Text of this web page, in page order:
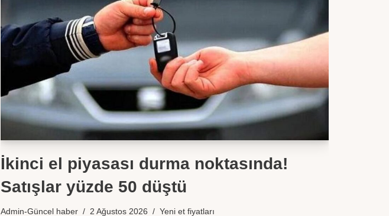
İkinci el piyasası durma noktasında!
Satışlar yüzde 50 düştü
Admin-Güncel haber 2 Ağustos 2026 Yeni et fiyatları